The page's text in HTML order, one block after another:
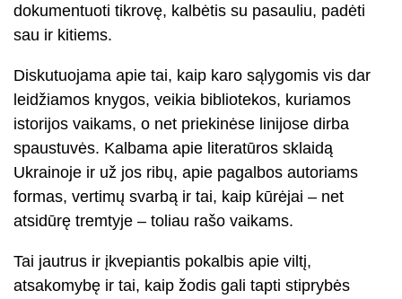
dokumentuoti tikrovę, kalbėtis su pasauliu, padėti
sau ir kitiems.
Diskutuojama apie tai, kaip karo sąlygomis vis dar
leidžiamos knygos, veikia bibliotekos, kuriamos
istorijos vaikams, o net priekinėse linijose dirba
spaustuvės. Kalbama apie literatūros sklaidą
Ukrainoje ir už jos ribų, apie pagalbos autoriams
formas, vertimų svarbą ir tai, kaip kūrėjai – net
atsidūrę tremtyje – toliau rašo vaikams.
Tai jautrus ir įkvepiantis pokalbis apie viltį,
atsakomybę ir tai, kaip žodis gali tapti stiprybės